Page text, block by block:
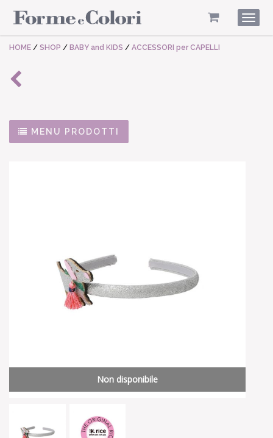
HOME / SHOP / BABY and KIDS / ACCESSORI per CAPELLI
MENU PRODOTTI
Non disponibile